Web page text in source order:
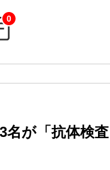
0
が「抗体検査